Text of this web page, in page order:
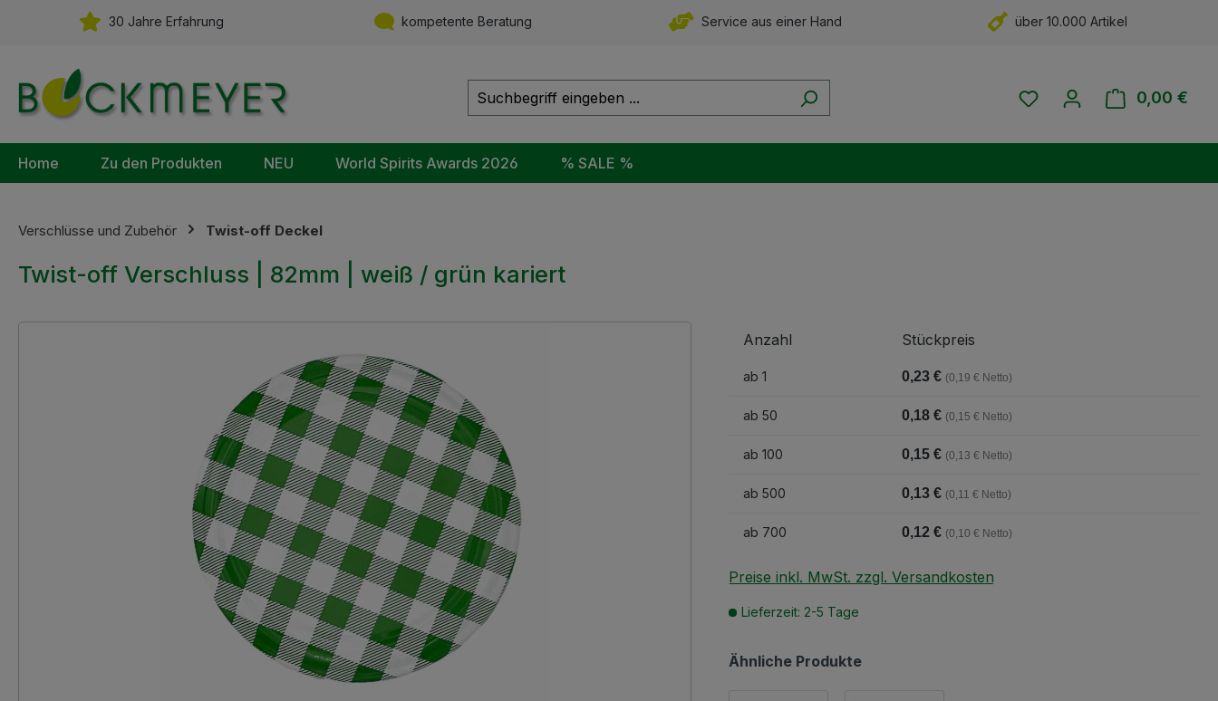
Hauptinhalt springen
Zur Suche springen
Zur Hauptnavigation springen
30 Jahre Erfahrung kompetente Beratung Service aus einer Hand über 10.000 Artikel
Du hast 0 Produkte auf
0,00 €
Home Zu den Produkten NEU World Spirits Awards 2026 % SALE %
Verschlüsse und Zubehör Twist-off Deckel
Twist-off Verschluss | 82mm | weiß / grün kariert
Anzahl Stückpreis
ab 1 0,23 € (0,19 € Netto)
ab 50 0,18 € (0,15 € Netto)
ab 100 0,15 € (0,13 € Netto)
ab 500 0,13 € (0,11 € Netto)
ab 700 0,12 € (0,10 € Netto)
Preise inkl. MwSt. zzgl. Versandkosten
Lieferzeit: 2-5 Tage
Ähnliche Produkte